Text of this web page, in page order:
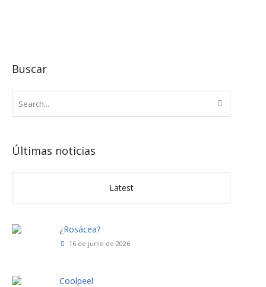
Buscar
Últimas noticias
Latest
¿Rosácea?
16 de junio de 2026
Coolpeel